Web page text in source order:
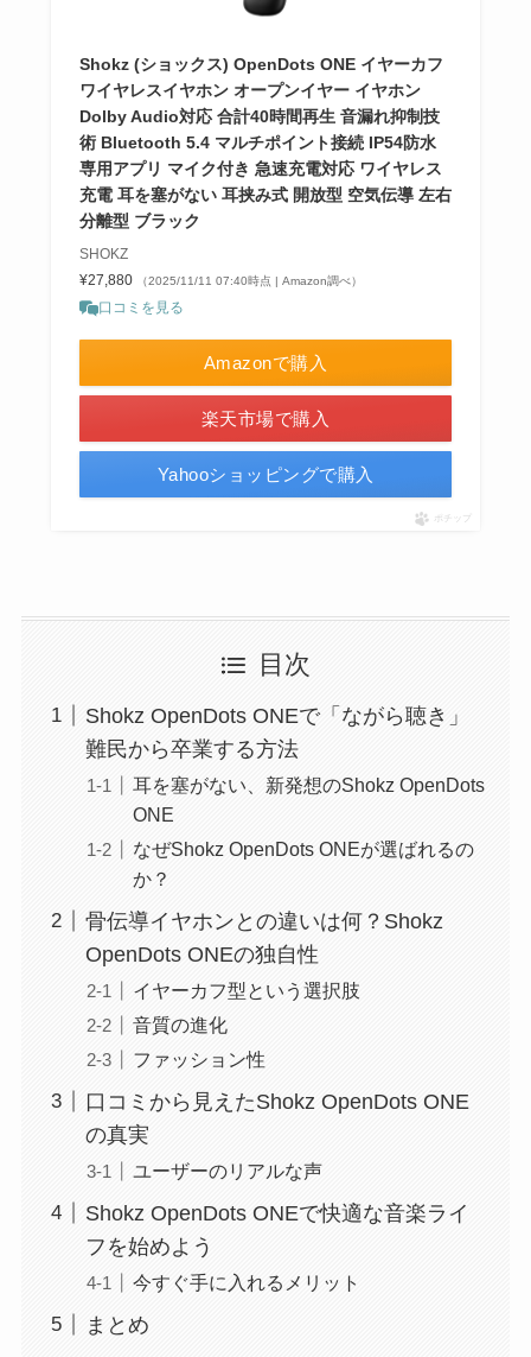
Shokz (ショックス) OpenDots ONE イヤーカフ
ワイヤレスイヤホン オープンイヤー イヤホン
Dolby Audio対応 合計40時間再生 音漏れ抑制技
術 Bluetooth 5.4 マルチポイント接続 IP54防水
専用アプリ マイク付き 急速充電対応 ワイヤレス
充電 耳を塞がない 耳挟み式 開放型 空気伝導 左右
分離型 ブラック
SHOKZ
¥27,880
（2025/11/11 07:40時点 | Amazon調べ）
口コミを見る
Amazonで購入
楽天市場で購入
Yahooショッピングで購入
ポチップ
目次
Shokz OpenDots ONEで「ながら聴き」
難民から卒業する方法
耳を塞がない、新発想のShokz OpenDots
ONE
なぜShokz OpenDots ONEが選ばれるの
か？
骨伝導イヤホンとの違いは何？Shokz
OpenDots ONEの独自性
イヤーカフ型という選択肢
音質の進化
ファッション性
口コミから見えたShokz OpenDots ONE
の真実
ユーザーのリアルな声
Shokz OpenDots ONEで快適な音楽ライ
フを始めよう
今すぐ手に入れるメリット
まとめ